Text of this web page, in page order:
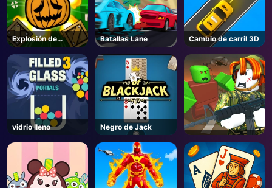
Explosión de
calabaza
Batallas Lane Cambio de carril 3D
vidrio lleno Negro de Jack